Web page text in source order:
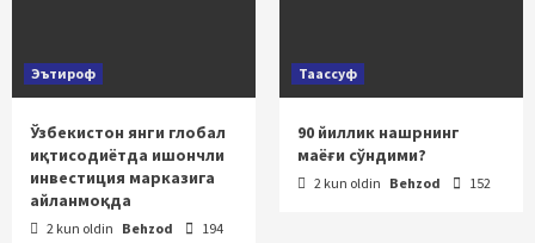
Эътироф
Ўзбекистон янги глобал
иқтисодиётда ишончли
инвестиция марказига
айланмоқда
2 kun oldin Behzod 194
Таассуф
90 йиллик нашрнинг
маёғи сўндими?
2 kun oldin Behzod 152